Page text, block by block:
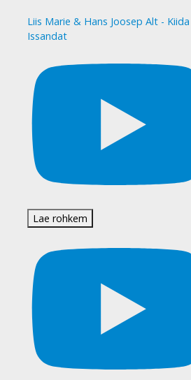
Liis Marie & Hans Joosep Alt - Kiida
Issandat
Lae rohkem